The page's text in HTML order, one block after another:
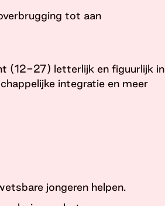
tot aan
(12-27) letterlijk en figuurlijk in
integratie en meer
jongeren helpen.